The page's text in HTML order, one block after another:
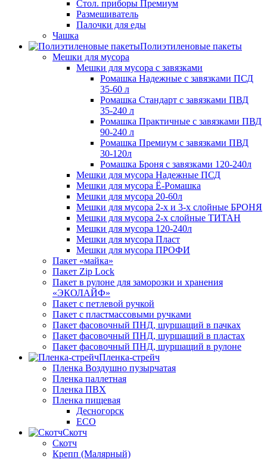
Стол. приборы Премиум
Размешиватель
Палочки для еды
Чашка
Полиэтиленовые пакеты
Мешки для мусора
Мешки для мусора с завязками
Ромашка Надежные с завязками ПСД
35-60 л
Ромашка Стандарт с завязками ПВД
35-240 л
Ромашка Практичные с завязками ПВД
90-240 л
Ромашка Премиум с завязками ПВД
30-120л
Ромашка Броня с завязками 120-240л
Мешки для мусора Надежные ПСД
Мешки для мусора Ё-Ромашка
Мешки для мусора 20-60л
Мешки для мусора 2-х и 3-х слойные БРОНЯ
Мешки для мусора 2-х слойные ТИТАН
Мешки для мусора 120-240л
Мешки для мусора Пласт
Мешки для мусора ПРОФИ
Пакет «майка»
Пакет Zip Lock
Пакет в рулоне для заморозки и хранения
«ЭКОЛАЙФ»
Пакет с петлевой ручкой
Пакет с пластмассовыми ручками
Пакет фасовочный ПНД, шуршащий в пачках
Пакет фасовочный ПНД, шуршащий в пластах
Пакет фасовочный ПНД, шуршащий в рулоне
Пленка-стрейч
Пленка Воздушно пузырчатая
Пленка паллетная
Пленка ПВХ
Пленка пищевая
Десногорск
ECO
Скотч
Скотч
Крепп (Малярный)